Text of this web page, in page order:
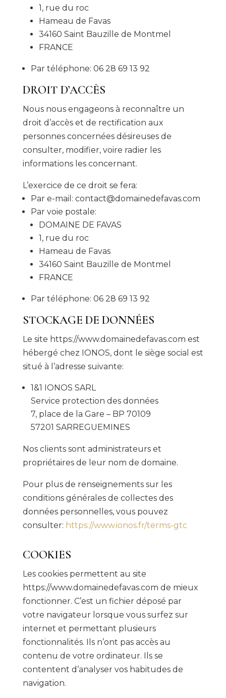
1, rue du roc
Hameau de Favas
34160 Saint Bauzille de Montmel
FRANCE
Par téléphone: 06 28 69 13 92
DROIT D’ACCÈS
Nous nous engageons à reconnaître un
droit d’accès et de rectification aux
personnes concernées désireuses de
consulter, modifier, voire radier les
informations les concernant.
L’exercice de ce droit se fera:
Par e-mail: contact@domainedefavas.com
Par voie postale:
DOMAINE DE FAVAS
1, rue du roc
Hameau de Favas
34160 Saint Bauzille de Montmel
FRANCE
Par téléphone: 06 28 69 13 92
STOCKAGE DE DONNÉES
Le site https://www.domainedefavas.com est
hébergé chez IONOS, dont le siège social est
situé à l’adresse suivante:
1&1 IONOS SARL
Service protection des données
7, place de la Gare – BP 70109
57201 SARREGUEMINES
Nos clients sont administrateurs et
propriétaires de leur nom de domaine.
Pour plus de renseignements sur les
conditions générales de collectes des
données personnelles, vous pouvez
consulter: https://www.ionos.fr/terms-gtc
COOKIES
Les cookies permettent au site
https://www.domainedefavas.com de mieux
fonctionner. C’est un fichier déposé par
votre navigateur lorsque vous surfez sur
internet et permettant plusieurs
fonctionnalités. Ils n’ont pas accès au
contenu de votre ordinateur. Ils se
contentent d’analyser vos habitudes de
navigation.